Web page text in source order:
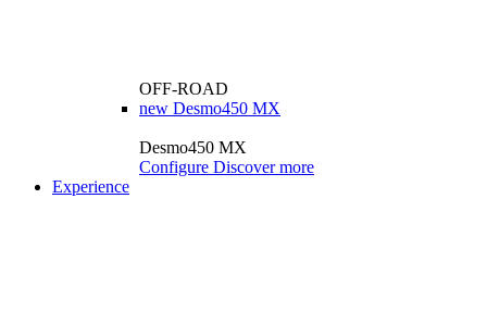
OFF-ROAD
new Desmo450 MX
Desmo450 MX
Configure Discover more
Experience